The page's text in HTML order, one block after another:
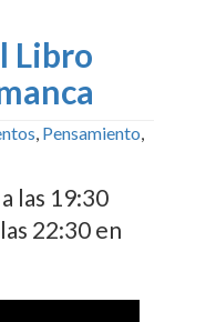
Libro
, Pensamiento,
las 19:30
22:30 en